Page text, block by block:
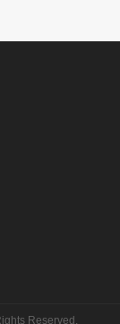
Reserved.